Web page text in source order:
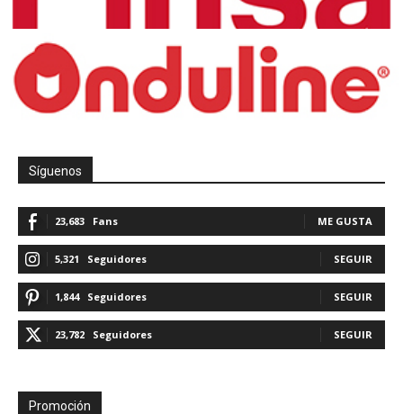
Síguenos
23,683 Fans ME GUSTA
5,321 Seguidores SEGUIR
1,844 Seguidores SEGUIR
23,782 Seguidores SEGUIR
Promoción